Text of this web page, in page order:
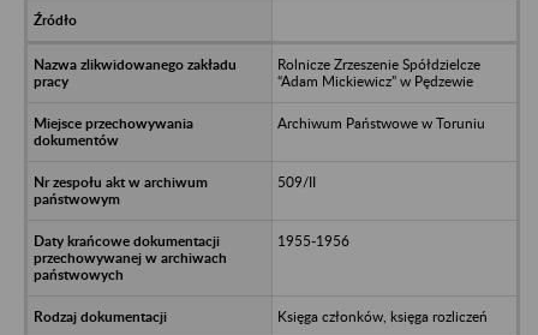
Rolnicze Zrzeszenie Spółdzielcze
“Adam Mickiewicz” w Pędzewie
Archiwum Państwowe w Toruniu
509/II
1955-1956
Księga członków, księga rozliczeń